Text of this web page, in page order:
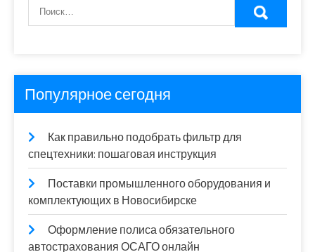
Популярное сегодня
Как правильно подобрать фильтр для
спецтехники: пошаговая инструкция
Поставки промышленного оборудования и
комплектующих в Новосибирске
Оформление полиса обязательного
автострахования ОСАГО онлайн